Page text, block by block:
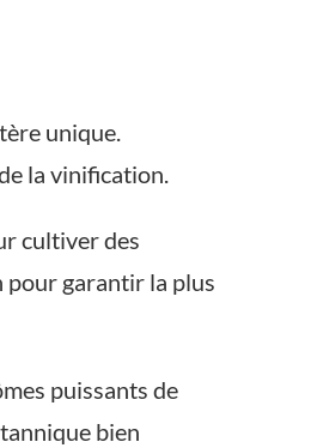
unique.
la vinification.
cultiver des
pour garantir la plus
puissants de
bien